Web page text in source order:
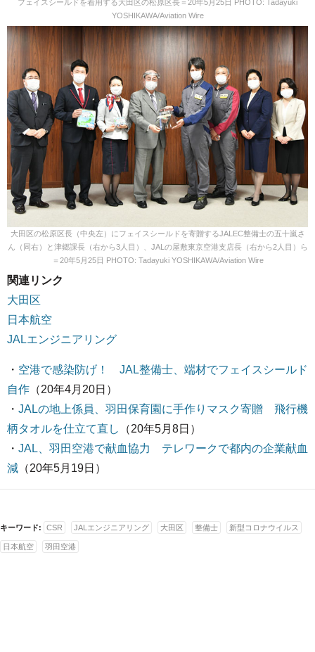
フェイスシールドを着用する大田区の松原区長＝20年5月25日 PHOTO: Tadayuki
YOSHIKAWA/Aviation Wire
大田区の松原区長（中央左）にフェイスシールドを寄贈するJALEC整備士の五十嵐さ
ん（同右）と津郷課長（右から3人目）、JALの屋敷東京空港支店長（右から2人目）ら
＝20年5月25日 PHOTO: Tadayuki YOSHIKAWA/Aviation Wire
関連リンク
大田区
日本航空
JALエンジニアリング
・ 空港で感染防げ！ JAL整備士、端材でフェイスシールド
自作 （20年4月20日）
・ JALの地上係員、羽田保育園に手作りマスク寄贈 飛行機
柄タオルを仕立て直し
（20年5月8日）
・ JAL、羽田空港で献血協力 テレワークで都内の企業献血
減 （20年5月19日）
キーワード: CSR JALエンジニアリング 大田区 整備士 新型コロナウイルス
日本航空 羽田空港